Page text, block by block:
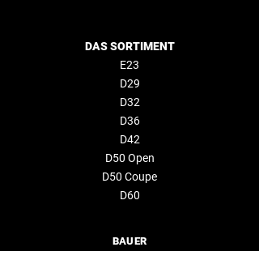
DAS SORTIMENT
E23
D29
D32
D36
D42
D50 Open
D50 Coupe
D60
BAUER